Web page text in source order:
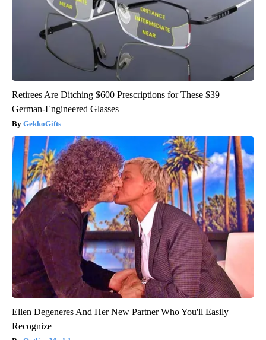
Retirees Are Ditching $600 Prescriptions for These $39
German-Engineered Glasses
GekkoGifts
Ellen Degeneres And Her New Partner Who You'll Easily
Recognize